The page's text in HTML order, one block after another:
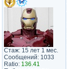
Стаж: 15 лет 1 мес.
Сообщений: 1033
Ratio: 136.41